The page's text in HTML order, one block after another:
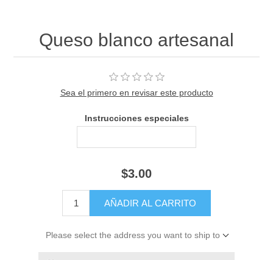
Queso blanco artesanal
Sea el primero en revisar este producto
Instrucciones especiales
$3.00
Please select the address you want to ship to